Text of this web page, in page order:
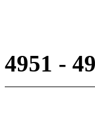
4951 -